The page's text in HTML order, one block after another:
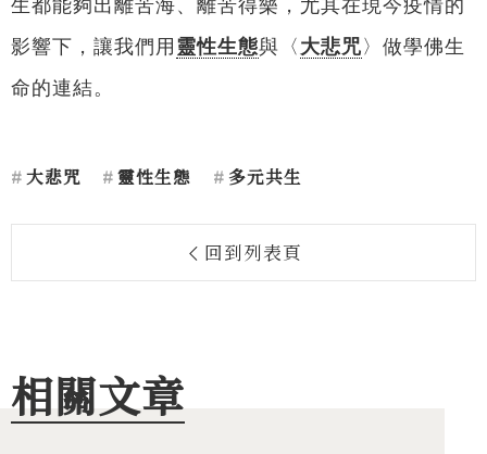
生都能夠出離苦海、離苦得樂，尤其在現今疫情的
影響下，讓我們用 靈性生態與〈 大悲咒〉做學佛生
命的連結。
大悲咒 靈性生態 多元共生
回到列表頁
相關文章